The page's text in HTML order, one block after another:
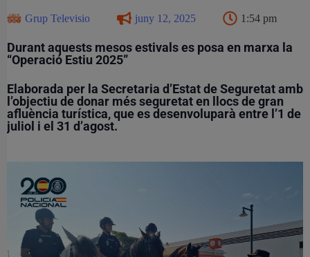
Grup Televisio juny 12, 2025 1:54 pm
Durant aquests mesos estivals es posa en marxa la
“Operació Estiu 2025”
Elaborada per la Secretaria d’Estat de Seguretat amb
l’objectiu de donar més seguretat en llocs de gran
afluència turística, que es desenvoluparà entre l’1 de
juliol i el 31 d’agost.